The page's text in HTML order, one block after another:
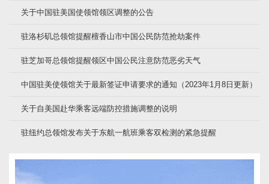
关于中国驻美国使领馆领区调整的公告
驻洛杉矶总领馆提醒檀香山市中国公民防范抢劫案件
驻芝加哥总领馆提醒领区中国公民注意防范恶劣天气
中国驻美使领馆关于最新签证申请要求的通知（2023年1月8日更新）
关于自美国赴华乘客远端防控措施调整的说明
驻纽约总领馆发布关于东航一航班乘客双检测的紧急提醒